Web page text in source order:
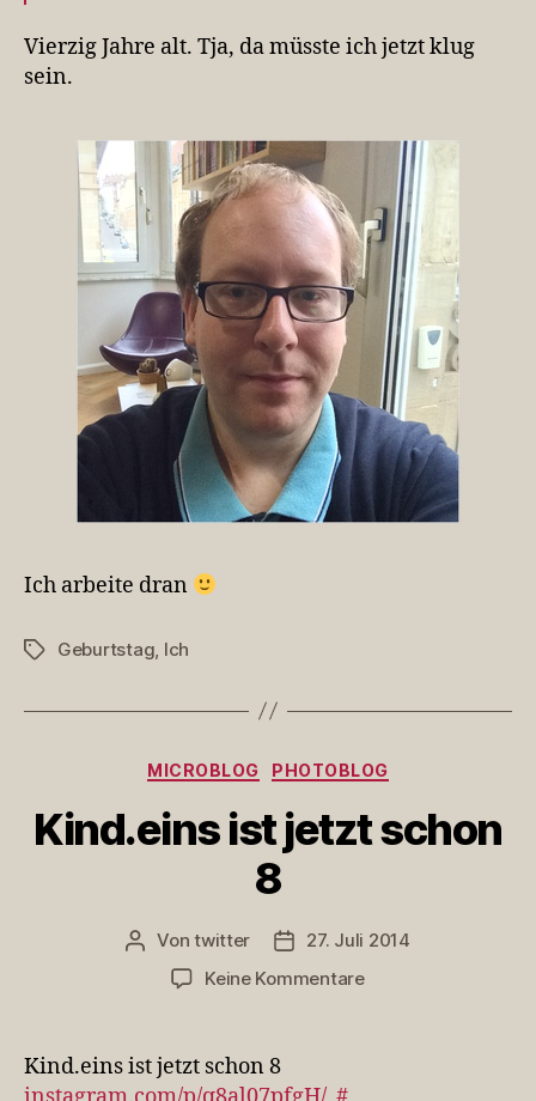
Vierzig Jahre alt. Tja, da müsste ich jetzt klug
sein.
Ich arbeite dran
Schlagwörter
Geburtstag, Ich
Kategorien
MICROBLOG PHOTOBLOG
Kind.eins ist jetzt schon
8
Beitragsautor
Vontwitter Veröffentlichungsdatum
27. Juli 2014
Keine Kommentarezu
Kind.eins ist jetzt schon 8